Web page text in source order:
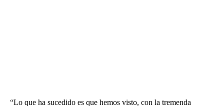
“Lo que ha sucedido es que hemos visto, con la tremenda